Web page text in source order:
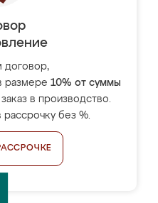
договор,
размере 10% от суммы
в производство.
без %.